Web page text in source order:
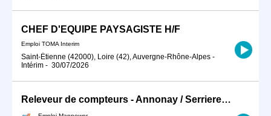
CHEF D'EQUIPE PAYSAGISTE H/F
Emploi TOMA Interim
Saint-Étienne (42000), Loire (42), Auvergne-Rhône-Alpes -
Intérim - 30/07/2026
Releveur de compteurs - Annonay / Serrieres (H/F)